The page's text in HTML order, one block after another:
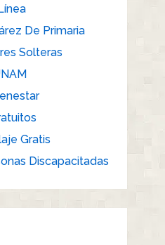
De Primaria
Solteras
Gratis
Discapacitadas